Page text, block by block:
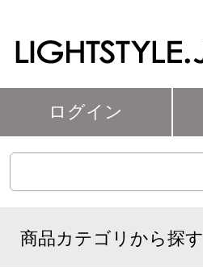
ログイン
商品カテゴリから探す